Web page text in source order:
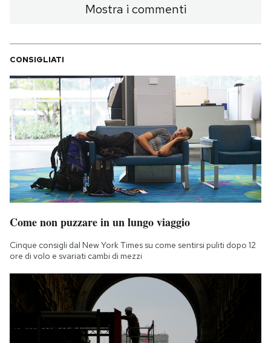
Mostra i commenti
CONSIGLIATI
Come non puzzare in un lungo viaggio
Cinque consigli dal New York Times su come sentirsi puliti dopo 12
ore di volo e svariati cambi di mezzi